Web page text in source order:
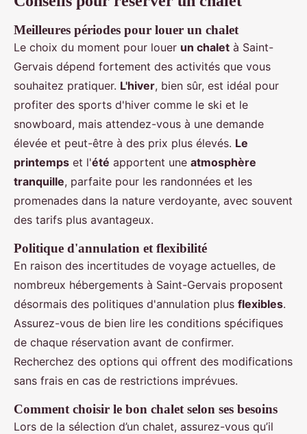
Meilleures périodes pour louer un chalet
Le choix du moment pour louer un chalet à Saint-
Gervais dépend fortement des activités que vous
souhaitez pratiquer. L'hiver, bien sûr, est idéal pour
profiter des sports d'hiver comme le ski et le
snowboard, mais attendez-vous à une demande
élevée et peut-être à des prix plus élevés. Le
printemps et l'été apportent une atmosphère
tranquille, parfaite pour les randonnées et les
promenades dans la nature verdoyante, avec souvent
des tarifs plus avantageux.
Politique d'annulation et flexibilité
En raison des incertitudes de voyage actuelles, de
nombreux hébergements à Saint-Gervais proposent
désormais des politiques d'annulation plus flexibles.
Assurez-vous de bien lire les conditions spécifiques
de chaque réservation avant de confirmer.
Recherchez des options qui offrent des modifications
sans frais en cas de restrictions imprévues.
Comment choisir le bon chalet selon ses besoins
Lors de la sélection d’un chalet, assurez-vous qu’il